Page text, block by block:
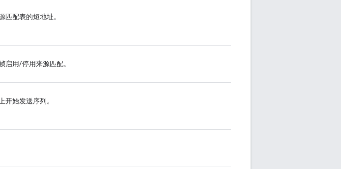
匹配表的短地址。
启用/停用来源匹配。
开始发送序列。